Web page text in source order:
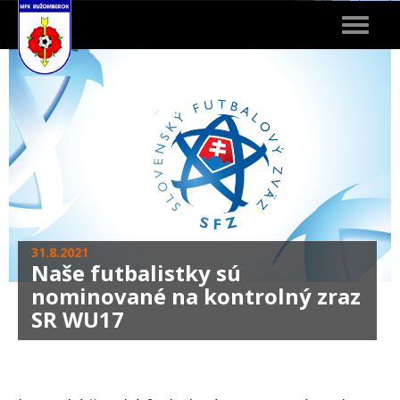
Toggle
31.8.2021
Naše futbalistky sú
nominované na kontrolný zraz
SR WU17